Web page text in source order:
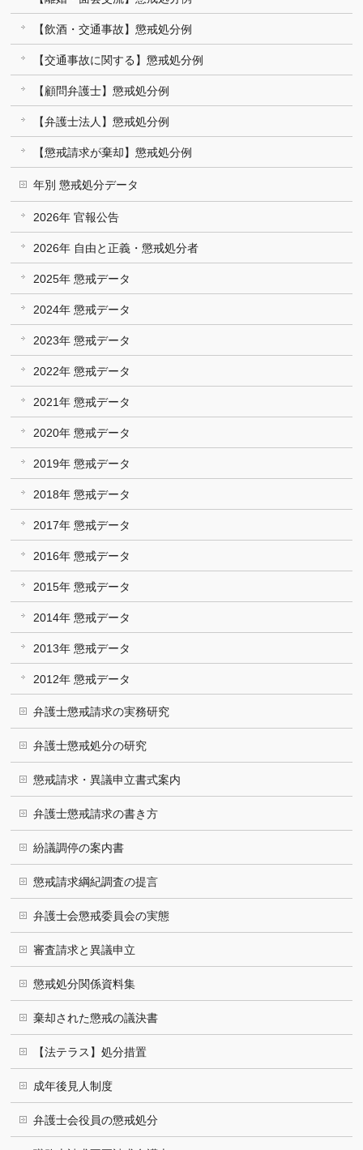
【飲酒・交通事故】懲戒処分例
【交通事故に関する】懲戒処分例
【顧問弁護士】懲戒処分例
【弁護士法人】懲戒処分例
【懲戒請求が棄却】懲戒処分例
年別 懲戒処分データ
2026年 官報公告
2026年 自由と正義・懲戒処分者
2025年 懲戒データ
2024年 懲戒データ
2023年 懲戒データ
2022年 懲戒データ
2021年 懲戒データ
2020年 懲戒データ
2019年 懲戒データ
2018年 懲戒データ
2017年 懲戒データ
2016年 懲戒データ
2015年 懲戒データ
2014年 懲戒データ
2013年 懲戒データ
2012年 懲戒データ
弁護士懲戒請求の実務研究
弁護士懲戒処分の研究
懲戒請求・異議申立書式案内
弁護士懲戒請求の書き方
紛議調停の案内書
懲戒請求綱紀調査の提言
弁護士会懲戒委員会の実態
審査請求と異議申立
懲戒処分関係資料集
棄却された懲戒の議決書
【法テラス】処分措置
成年後見人制度
弁護士会役員の懲戒処分